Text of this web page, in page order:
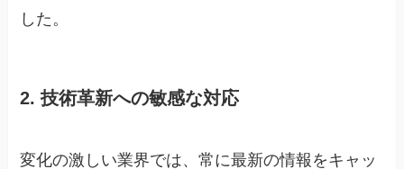
した。
2. 技術革新への敏感な対応
変化の激しい業界では、常に最新の情報をキャッ